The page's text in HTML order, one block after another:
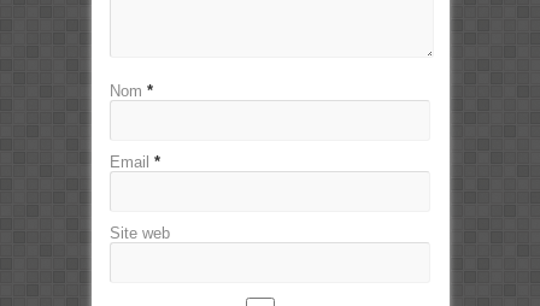
Nom *
Email *
Site web